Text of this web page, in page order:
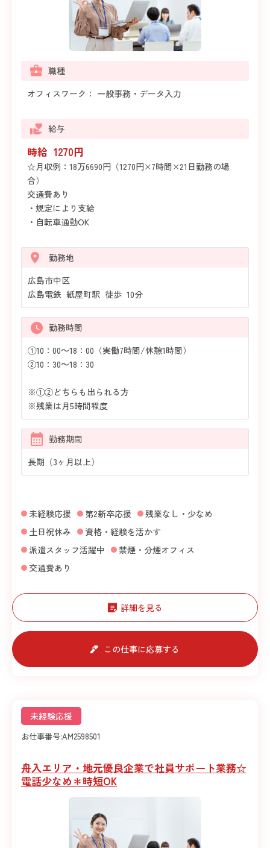
職種
オフィスワーク： 一般事務・データ入力
給与
時給 1270円
☆月収例：18万6690円（1270円×7時間×21日勤務の場
合）
交通費あり
・規定により支給
・自転車通勤OK
勤務地
広島市中区
広島電鉄 紙屋町駅 徒歩 10分
勤務時間
①10：00～18：00（実働7時間/休憩1時間）
②10：30～18：30
※①②どちらも出られる方
※残業は月5時間程度
勤務期間
長期（3ヶ月以上）
未経験応援 第2新卒応援
残業なし・少なめ
土日祝休み
資格・経験を活かす
派遣スタッフ活躍中
禁煙・分煙オフィス
交通費あり
詳細を見る
この仕事に応募する
未経験応援
お仕事番号:AM2598501
舟入エリア・地元優良企業で社員サポート業務☆
電話少なめ＊時短OK